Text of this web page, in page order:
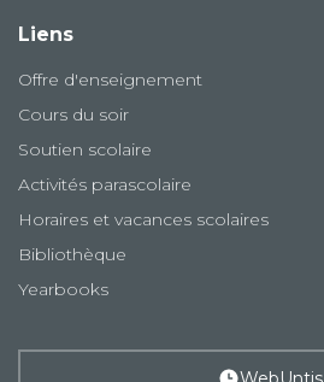
Liens
Offre d'enseignement
Cours du soir
Soutien scolaire
Activités parascolaire
Horaires et vacances scolaires
Bibliothèque
Yearbooks